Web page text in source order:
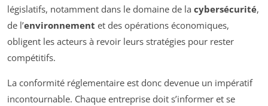
législatifs, notamment dans le domaine de la cybersécurité,
de l’environnement et des opérations économiques,
obligent les acteurs à revoir leurs stratégies pour rester
compétitifs.
La conformité réglementaire est donc devenue un impératif
incontournable. Chaque entreprise doit s’informer et se